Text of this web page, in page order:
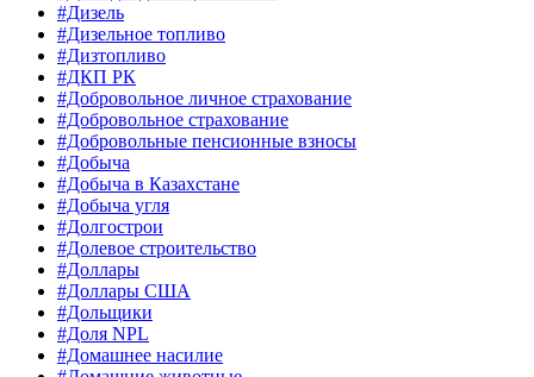
#Дизель
#Дизельное топливо
#Дизтопливо
#ДКП РК
#Добровольное личное страхование
#Добровольное страхование
#Добровольные пенсионные взносы
#Добыча
#Добыча в Казахстане
#Добыча угля
#Долгострои
#Долевое строительство
#Доллары
#Доллары США
#Дольщики
#Доля NPL
#Домашнее насилие